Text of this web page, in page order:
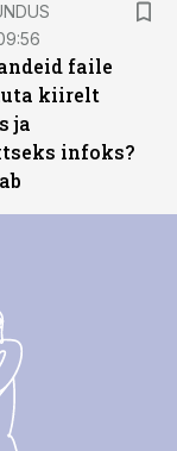
faile
kiirelt
ja
infoks?